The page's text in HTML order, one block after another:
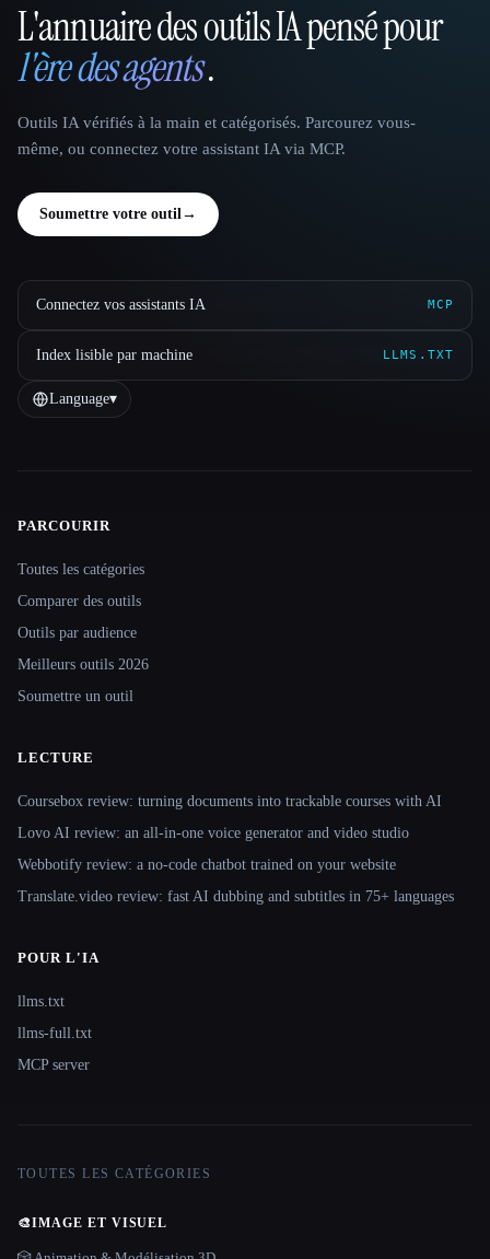
That AI Collection
L'annuaire des outils IA pensé pour
l'ère des agents.
Outils IA vérifiés à la main et catégorisés. Parcourez vous-
même, ou connectez votre assistant IA via MCP.
Soumettre votre outil→
Connectez vos assistants IA MCP
Index lisible par machine LLMS.TXT
Language▾
Site navigation
PARCOURIR
Toutes les catégories
Comparer des outils
Outils par audience
Meilleurs outils 2026
Soumettre un outil
LECTURE
Coursebox review: turning documents into trackable courses with AI
Lovo AI review: an all-in-one voice generator and video studio
Webbotify review: a no-code chatbot trained on your website
Translate.video review: fast AI dubbing and subtitles in 75+ languages
POUR L'IA
llms.txt
llms-full.txt
MCP server
TOUTES LES CATÉGORIES
🎨IMAGE ET VISUEL